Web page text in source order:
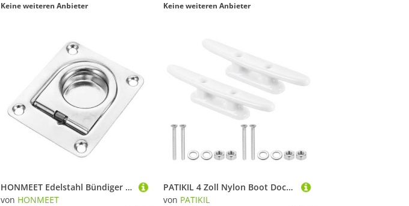
Keine weiteren Anbieter Keine weiteren Anbieter
HONMEET Edelstahl Bündiger Hebering mit Federmechanismus für Bootsluken Vielseitiger Unterputz ziehgriff für Yachtkabinen Decks Schränke Rostfrei und Langlebig Inklusive Schrauben
von HONMEET
PATIKIL 4 Zoll Nylon Boot Dock Klampe 2er Pack Kajak Seil Klampe mit Schrauben für Bootsdocks Kajaks Marine Nautische Dekoration, Weiß
von PATIKIL